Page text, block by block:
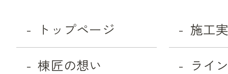
トップページ
棟匠の想い
施工
ライ